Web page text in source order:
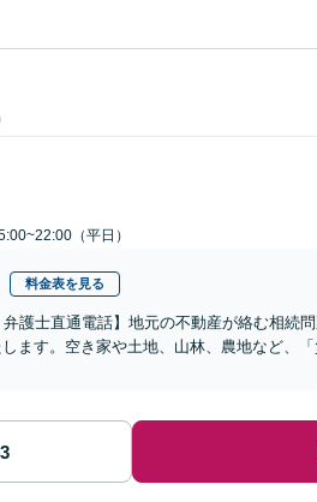
（平日）
料金表を見る
弁護士直通電話】地元の不動産が絡む相続
ます。空き家や土地、山林、農地など、